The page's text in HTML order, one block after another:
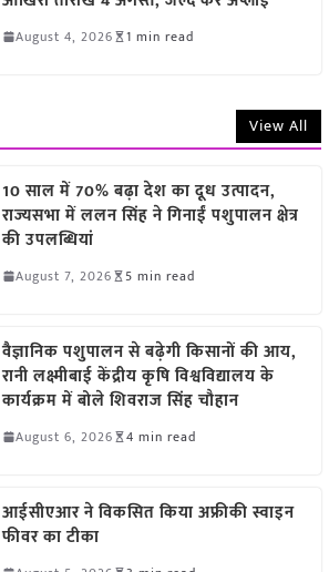
August 4, 2026 1 min read
View All
10 साल में 70% बढ़ा देश का दूध उत्पादन,
राज्यसभा में ललन सिंह ने गिनाईं पशुपालन क्षेत्र
की उपलब्धियां
August 7, 2026 5 min read
वैज्ञानिक पशुपालन से बढ़ेगी किसानों की आय,
रानी लक्ष्मीबाई केंद्रीय कृषि विश्वविद्यालय के
कार्यक्रम में बोले शिवराज सिंह चौहान
August 6, 2026 4 min read
आईसीएआर ने विकसित किया अफ्रीकी स्वाइन
फीवर का टीका